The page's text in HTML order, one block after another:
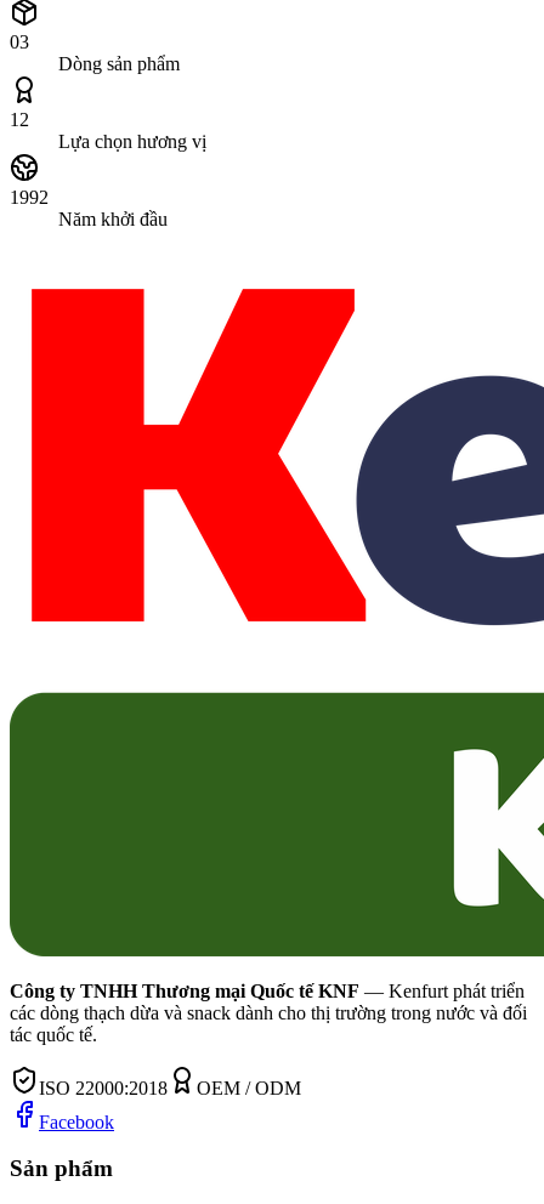
03
Dòng sản phẩm
12
Lựa chọn hương vị
1992
Năm khởi đầu
Công ty TNHH Thương mại Quốc tế KNF — Kenfurt phát triển
các dòng thạch dừa và snack dành cho thị trường trong nước và đối
tác quốc tế.
ISO 22000:2018
OEM / ODM
Facebook
Sản phẩm